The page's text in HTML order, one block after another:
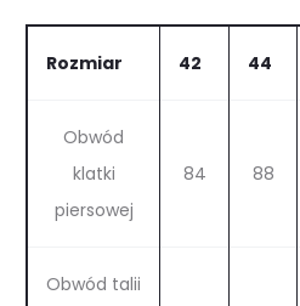
Rozmiar 42 44
Obwód
klatki
piersowej
84 88
Obwód talii